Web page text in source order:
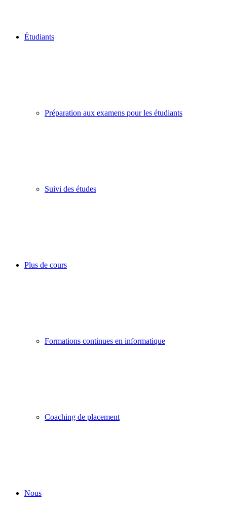
Étudiants
Préparation aux examens pour les étudiants
Suivi des études
Plus de cours
Formations continues en informatique
Coaching de placement
Nous